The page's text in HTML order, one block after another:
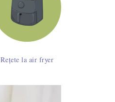
Rețete la air fryer